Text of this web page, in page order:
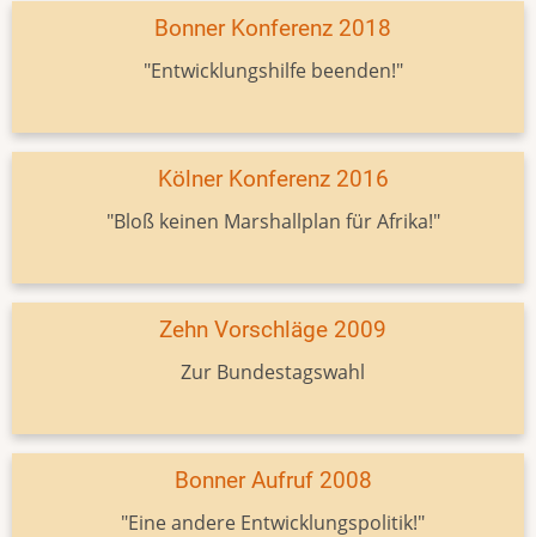
Bonner Konferenz 2018
"Entwicklungshilfe beenden!"
Kölner Konferenz 2016
"Bloß keinen Marshallplan für Afrika!"
Zehn Vorschläge 2009
Zur Bundestagswahl
Bonner Aufruf 2008
"Eine andere Entwicklungspolitik!"